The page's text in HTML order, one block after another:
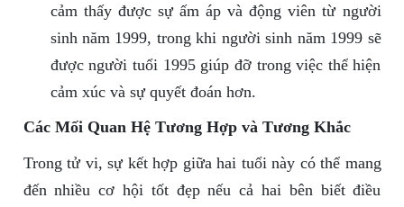
cảm thấy được sự ấm áp và động viên từ người
sinh năm 1999, trong khi người sinh năm 1999 sẽ
được người tuổi 1995 giúp đỡ trong việc thể hiện
cảm xúc và sự quyết đoán hơn.
Các Mối Quan Hệ Tương Hợp và Tương Khắc
Trong tử vi, sự kết hợp giữa hai tuổi này có thể mang
đến nhiều cơ hội tốt đẹp nếu cả hai bên biết điều